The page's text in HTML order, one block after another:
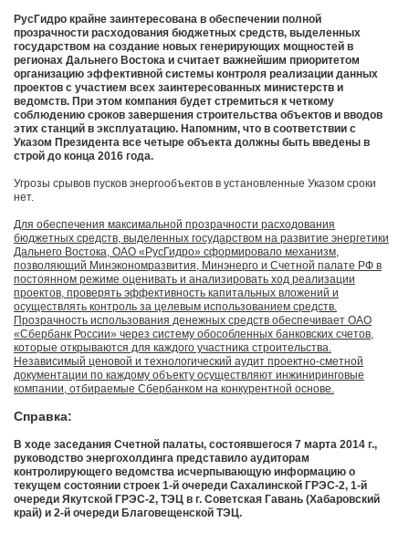
РусГидро крайне заинтересована в обеспечении полной
прозрачности расходования бюджетных средств, выделенных
государством на создание новых генерирующих мощностей в
регионах Дальнего Востока и считает важнейшим приоритетом
организацию эффективной системы контроля реализации данных
проектов с участием всех заинтересованных министерств и
ведомств. При этом компания будет стремиться к четкому
соблюдению сроков завершения строительства объектов и вводов
этих станций в эксплуатацию. Напомним, что в соответствии с
Указом Президента все четыре объекта должны быть введены в
строй до конца 2016 года.
Угрозы срывов пусков энергообъектов в установленные Указом сроки
нет.
Для обеспечения максимальной прозрачности расходования
бюджетных средств, выделенных государством на развитие энергетики
Дальнего Востока, ОАО «РусГидро» сформировало механизм,
позволяющий Минэкономразвития, Минэнерго и Счетной палате РФ в
постоянном режиме оценивать и анализировать ход реализации
проектов, проверять эффективность капитальных вложений и
осуществлять контроль за целевым использованием средств.
Прозрачность использования денежных средств обеспечивает ОАО
«Сбербанк России» через систему обособленных банковских счетов,
которые открываются для каждого участника строительства.
Независимый ценовой и технологический аудит проектно-сметной
документации по каждому объекту осуществляют инжиниринговые
компании, отбираемые Сбербанком на конкурентной основе.
Справка:
В ходе заседания Счетной палаты, состоявшегося 7 марта 2014 г.,
руководство энергохолдинга представило аудиторам
контролирующего ведомства исчерпывающую информацию о
текущем состоянии строек 1-й очереди Сахалинской ГРЭС-2, 1-й
очереди Якутской ГРЭС-2, ТЭЦ в г. Советская Гавань (Хабаровский
край) и 2-й очереди Благовещенской ТЭЦ.